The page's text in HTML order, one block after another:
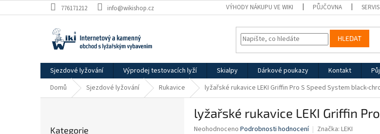
na
776171212 info@wikishop.cz VÝHODY NÁKUPU VE WIKI PŮJČOVNA
HLEDAT
Sjezdové lyžování Výprodej testovacích lyží Skialpy Dárkové poukazy Kontakt
Domů
Sjezdové lyžování Rukavice lyžařské rukavice LEKI Griffin Pro S Speed System black-
kategorie
Kategorie
lyžařské rukavice LEKI Griffin
Průměrné
Neohodnoceno Podrobnosti hodnocení Značka: LEKI